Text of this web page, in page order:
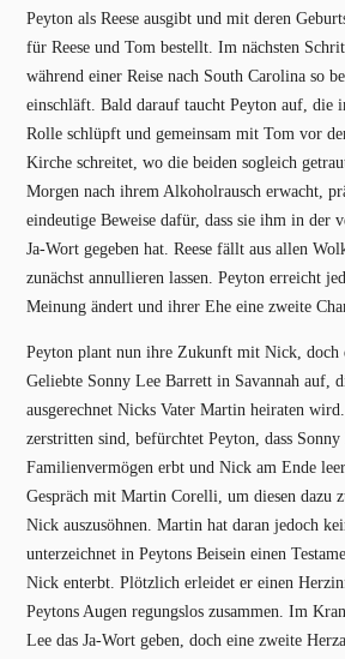
Peyton als Reese ausgibt und mit deren
für Reese und Tom bestellt. Im nächsten
während einer Reise nach South Carolina so
einschläft. Bald darauf taucht Peyton auf, die
Rolle schlüpft und gemeinsam mit Tom vor
Kirche schreitet, wo die beiden sogleich
Morgen nach ihrem Alkoholrausch erwacht,
eindeutige Beweise dafür, dass sie ihm in der
Ja-Wort gegeben hat. Reese fällt aus allen
zunächst annullieren lassen. Peyton erreicht
Meinung ändert und ihrer Ehe eine zweite
Peyton plant nun ihre Zukunft mit Nick, doch
Geliebte Sonny Lee Barrett in Savannah auf,
ausgerechnet Nicks Vater Martin heiraten
zerstritten sind, befürchtet Peyton, dass Sonny
Familienvermögen erbt und Nick am Ende
Gespräch mit Martin Corelli, um diesen dazu
Nick auszusöhnen. Martin hat daran jedoch
unterzeichnet in Peytons Beisein einen
Nick enterbt. Plötzlich erleidet er einen
Peytons Augen regungslos zusammen. Im
Lee das Ja-Wort geben, doch eine zweite